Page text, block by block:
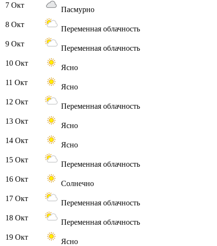
7 Окт
Пасмурно
8 Окт
Переменная облачность
9 Окт
Переменная облачность
10 Окт
Ясно
11 Окт
Ясно
12 Окт
Переменная облачность
13 Окт
Ясно
14 Окт
Ясно
15 Окт
Переменная облачность
16 Окт
Солнечно
17 Окт
Переменная облачность
18 Окт
Переменная облачность
19 Окт
Ясно